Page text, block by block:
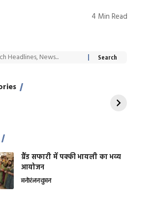
4 Min Read
में अरेस्ट हुए
रोज एक कच्चे लहसुन
ग्रैंड सफारी में पक्की भायली का भव्य
आयोजन
मनोरंजनवुमन